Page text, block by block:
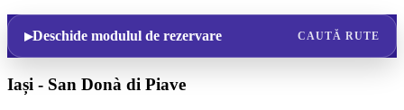
Deschide modulul de rezervare CAUTĂ RUTE
Iași - San Donà di Piave